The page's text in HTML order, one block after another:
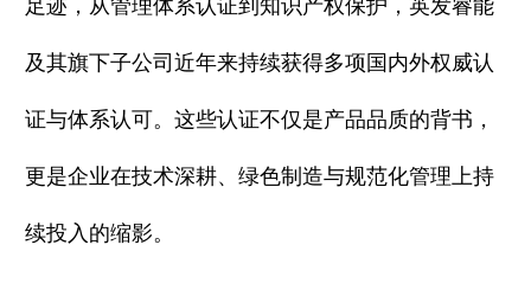
足迹，从管理体系认证到知识产权保护，英发睿能
及其旗下子公司近年来持续获得多项国内外权威认
证与体系认可。这些认证不仅是产品品质的背书，
更是企业在技术深耕、绿色制造与规范化管理上持
续投入的缩影。